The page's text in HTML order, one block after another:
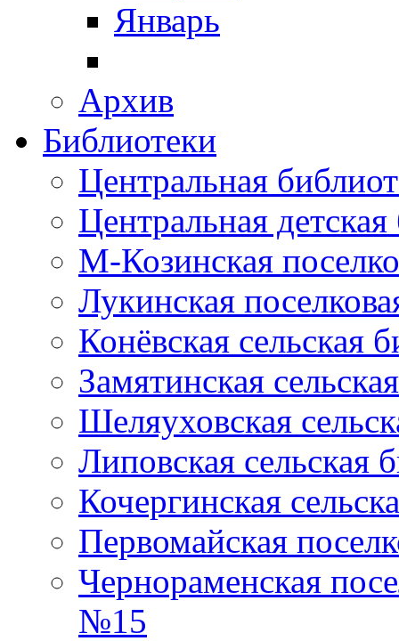
Январь
Архив
Библиотеки
Центральная
Центральная
М-Козинская
Лукинская
Конёвская сельская
Замятинская
Шеляуховская
Липовская сельская
Кочергинская
Первомайская
Чернораменская
№15